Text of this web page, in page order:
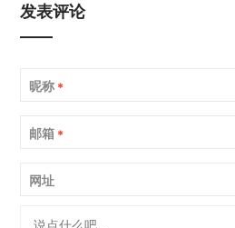
发表评论
昵称 *
邮箱 *
网址